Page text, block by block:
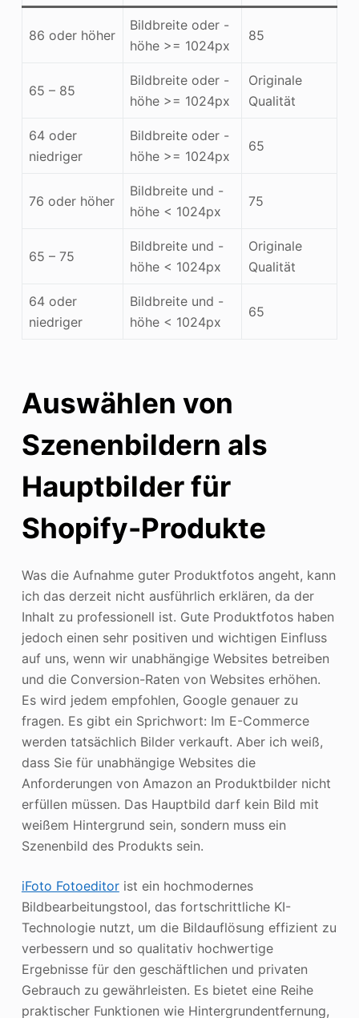
86 oder höher
Bildbreite oder -
höhe >= 1024px
85
65 – 85
Bildbreite oder -
höhe >= 1024px
Originale
Qualität
64 oder
niedriger
Bildbreite oder -
höhe >= 1024px
65
76 oder höher
Bildbreite und -
höhe < 1024px
75
65 – 75
Bildbreite und -
höhe < 1024px
Originale
Qualität
64 oder
niedriger
Bildbreite und -
höhe < 1024px
65
Auswählen von
Szenenbildern als
Hauptbilder für
Shopify-Produkte
Was die Aufnahme guter Produktfotos angeht, kann
ich das derzeit nicht ausführlich erklären, da der
Inhalt zu professionell ist. Gute Produktfotos haben
jedoch einen sehr positiven und wichtigen Einfluss
auf uns, wenn wir unabhängige Websites betreiben
und die Conversion-Raten von Websites erhöhen.
Es wird jedem empfohlen, Google genauer zu
fragen. Es gibt ein Sprichwort: Im E-Commerce
werden tatsächlich Bilder verkauft. Aber ich weiß,
dass Sie für unabhängige Websites die
Anforderungen von Amazon an Produktbilder nicht
erfüllen müssen. Das Hauptbild darf kein Bild mit
weißem Hintergrund sein, sondern muss ein
Szenenbild des Produkts sein.
iFoto Fotoeditorist ein hochmodernes
Bildbearbeitungstool, das fortschrittliche KI-
Technologie nutzt, um die Bildauflösung effizient zu
verbessern und so qualitativ hochwertige
Ergebnisse für den geschäftlichen und privaten
Gebrauch zu gewährleisten. Es bietet eine Reihe
praktischer Funktionen wie Hintergrundentfernung,